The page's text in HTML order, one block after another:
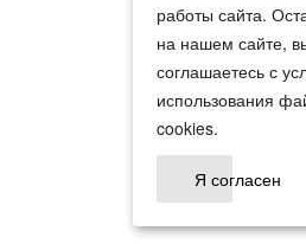
работы сайта.
на нашем сайте,
соглашаетесь с
использования
cookies.
Я согласен